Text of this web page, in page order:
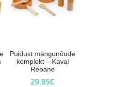
Puidust mängunõude
komplekt – Kaval
Rebane
29.95€